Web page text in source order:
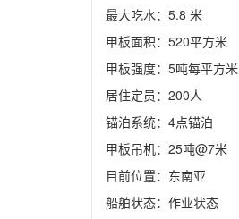
最大吃水：5.8 米
甲板面积：520平方米
甲板强度：5吨每平方米
居住定员：200人
锚泊系统：4点锚泊
甲板吊机：25吨@7米
目前位置：东南亚
船舶状态：作业状态